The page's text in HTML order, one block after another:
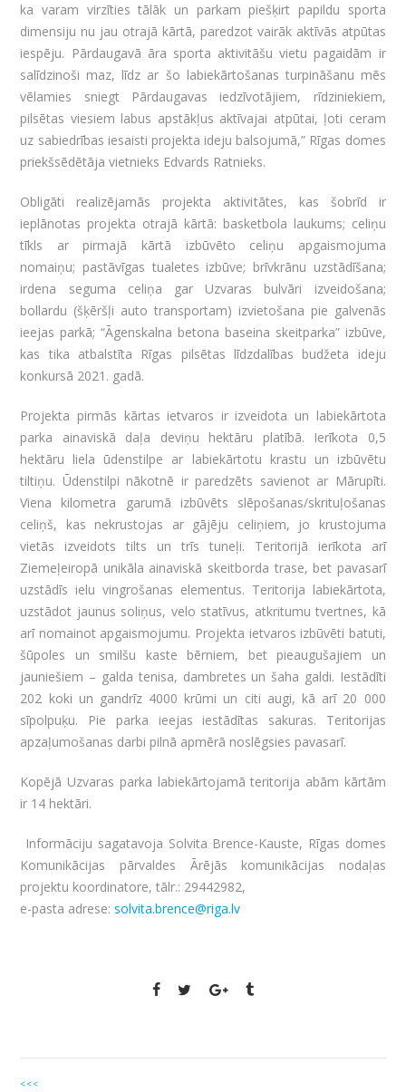
ka varam virzīties tālāk un parkam piešķirt papildu sporta
dimensiju nu jau otrajā kārtā, paredzot vairāk aktīvās atpūtas
iespēju. Pārdaugavā āra sporta aktivitāšu vietu pagaidām ir
salīdzinoši maz, līdz ar šo labiekārtošanas turpināšanu mēs
vēlamies sniegt Pārdaugavas iedzīvotājiem, rīdziniekiem,
pilsētas viesiem labus apstākļus aktīvajai atpūtai, ļoti ceram
uz sabiedrības iesaisti projekta ideju balsojumā,” Rīgas domes
priekšsēdētāja vietnieks Edvards Ratnieks.
Obligāti realizējamās projekta aktivitātes, kas šobrīd ir
ieplānotas projekta otrajā kārtā: basketbola laukums; celiņu
tīkls ar pirmajā kārtā izbūvēto celiņu apgaismojuma
nomaiņu; pastāvīgas tualetes izbūve; brīvkrānu uzstādīšana;
irdena seguma celiņa gar Uzvaras bulvāri izveidošana;
bollardu (šķēršļi auto transportam) izvietošana pie galvenās
ieejas parkā; “Āgenskalna betona baseina skeitparka” izbūve,
kas tika atbalstīta Rīgas pilsētas līdzdalības budžeta ideju
konkursā 2021. gadā.
Projekta pirmās kārtas ietvaros ir izveidota un labiekārtota
parka ainaviskā daļa deviņu hektāru platībā. Ierīkota 0,5
hektāru liela ūdenstilpe ar labiekārtotu krastu un izbūvētu
tiltiņu. Ūdenstilpi nākotnē ir paredzēts savienot ar Mārupīti.
Viena kilometra garumā izbūvēts slēpošanas/skrituļošanas
celiņš, kas nekrustojas ar gājēju celiņiem, jo krustojuma
vietās izveidots tilts un trīs tuneļi. Teritorijā ierīkota arī
Ziemeļeiropā unikāla ainaviskā skeitborda trase, bet pavasarī
uzstādīs ielu vingrošanas elementus. Teritorija labiekārtota,
uzstādot jaunus soliņus, velo statīvus, atkritumu tvertnes, kā
arī nomainot apgaismojumu. Projekta ietvaros izbūvēti batuti,
šūpoles un smilšu kaste bērniem, bet pieaugušajiem un
jauniešiem – galda tenisa, dambretes un šaha galdi. Iestādīti
202 koki un gandrīz 4000 krūmi un citi augi, kā arī 20 000
sīpolpuķu. Pie parka ieejas iestādītas sakuras. Teritorijas
apzaļumošanas darbi pilnā apmērā noslēgsies pavasarī.
Kopējā Uzvaras parka labiekārtojamā teritorija abām kārtām
ir 14 hektāri.
Informāciju sagatavoja Solvita Brence-Kauste, Rīgas domes
Komunikācijas pārvaldes Ārējās komunikācijas nodaļas
projektu koordinatore, tālr.: 29442982,
e-pasta adrese:solvita.brence@riga.lv
<<<